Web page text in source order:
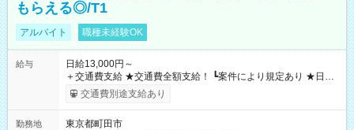
もらえる◎/T1
アルバイト 職種未経験OK
給与
日給13,000円～
＋交通費支給 ★交通費全額支給！ ┗案件により規定あり ★日払
いOK！（規定あり） ┗働いたその日に現金GET♪ お仕事後はコ
ンビニATMから 日払い分を引き落とせます！ 【試用期間】試
交通費別途支給あり
勤務地
東京都町田市